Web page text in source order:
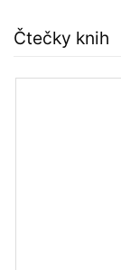
Čtečky knih